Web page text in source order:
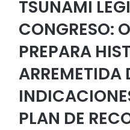
TSUNAMI
CONGRESO:
PREPARA
ARREMETIDA
PLAN DE